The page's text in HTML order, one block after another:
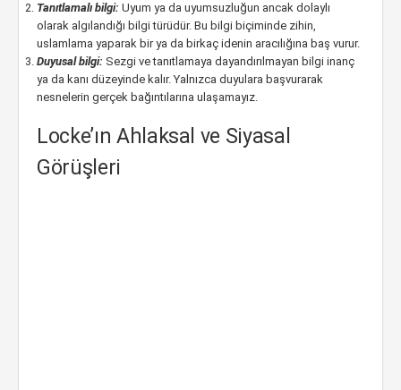
Tanıtlamalı bilgi: Uyum ya da uyumsuzluğun ancak dolaylı
olarak algılandığı bilgi türüdür. Bu bilgi biçiminde zihin,
uslamlama yaparak bir ya da birkaç idenin aracılığına baş vurur.
Duyusal bilgi: Sezgi ve tanıtlamaya dayandırılmayan bilgi inanç
ya da kanı düzeyinde kalır. Yalnızca duyulara başvurarak
nesnelerin gerçek bağıntılarına ulaşamayız.
Locke’ın Ahlaksal ve Siyasal
Görüşleri